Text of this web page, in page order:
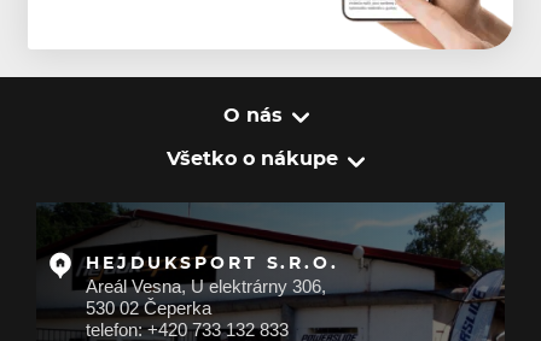
O nás
Všetko o nákupe
HEJDUKSPORT S.R.O.
Areál Vesna, U elektrárny 306,
530 02 Čeperka
telefon: +420 733 132 833